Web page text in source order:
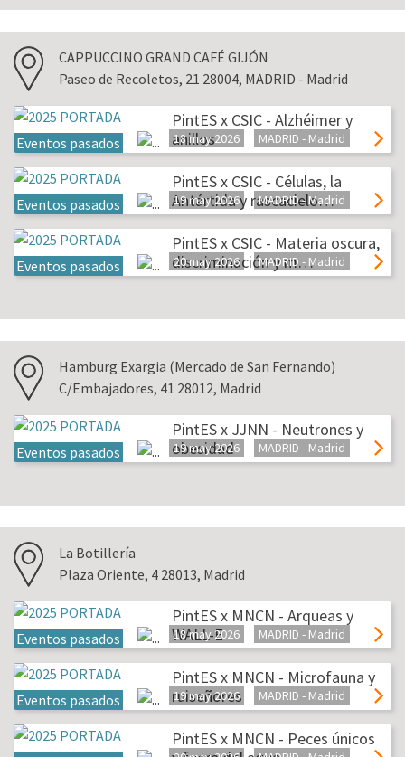
CAPPUCCINO GRAND CAFÉ GIJÓN
Paseo de Recoletos, 21 28004, MADRID - Madrid
Eventos pasados
PintES x CSIC - Alzhéimer y
anillos
18 may 2026 MADRID - Madrid
Eventos pasados
PintES x CSIC - Células, la
Antártida y rascacielo…
19 may 2026 MADRID - Madrid
Eventos pasados
PintES x CSIC - Materia oscura,
discriminación y m…
20 may 2026 MADRID - Madrid
Hamburg Exargia (Mercado de San Fernando)
C/Embajadores, 41 28012, Madrid
Eventos pasados
PintES x JJNN - Neutrones y
obesidad
19 may 2026 MADRID - Madrid
La Botillería
Plaza Oriente, 4 28013, Madrid
Eventos pasados
PintES x MNCN - Arqueas y
WALL-E
18 may 2026 MADRID - Madrid
Eventos pasados
PintES x MNCN - Microfauna y
ruiseñores
19 may 2026 MADRID - Madrid
PintES x MNCN - Peces únicos